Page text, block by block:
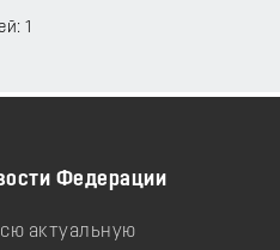
1
Федерации
актуальную